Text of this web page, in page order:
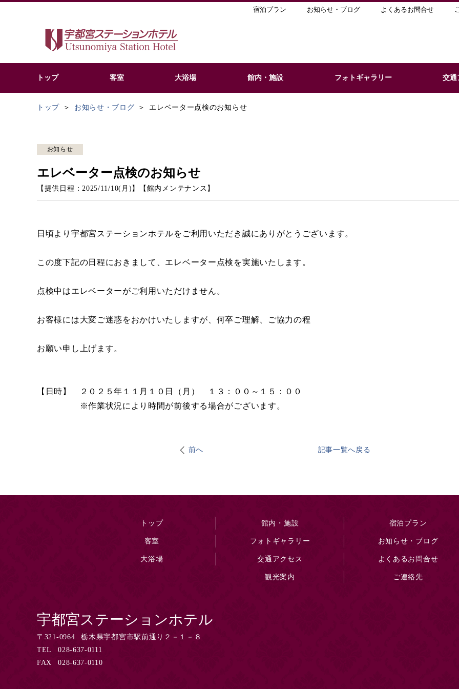
宿泊プラン お知らせ・ブログ よくあるお問合せ
トップ 客室 大浴場 館内・施設 フォトギャラリー 交通
トップ お知らせ・ブログ エレベーター点検のお知らせ
お知らせ
エレベーター点検のお知らせ
【提供日程：2025/11/10(月) 】 【 館内メンテナンス 】
日頃より宇都宮ステーションホテルをご利用いただき誠にありがとうございます。
この度下記の日程におきまして、エレベーター点検を実施いたします。
点検中はエレベーターがご利用いただけません。
お客様には大変ご迷惑をおかけいたしますが、何卒ご理解、ご協力の程
お願い申し上げます。
【日時】 ２０２５年１１月１０日（月） １３：００～１５：００
※作業状況により時間が前後する場合がございます。
前へ 記事一覧へ戻る
トップ
客室
大浴場
館内・施設
フォトギャラリー
交通アクセス
観光案内
宿泊プラン
お知らせ・ブログ
よくあるお問合せ
ご連絡先
宇都宮ステーションホテル
〒 321-0964
栃木県宇都宮市駅前通り２－１－８
TEL
028-637-0111
FAX
028-637-0110